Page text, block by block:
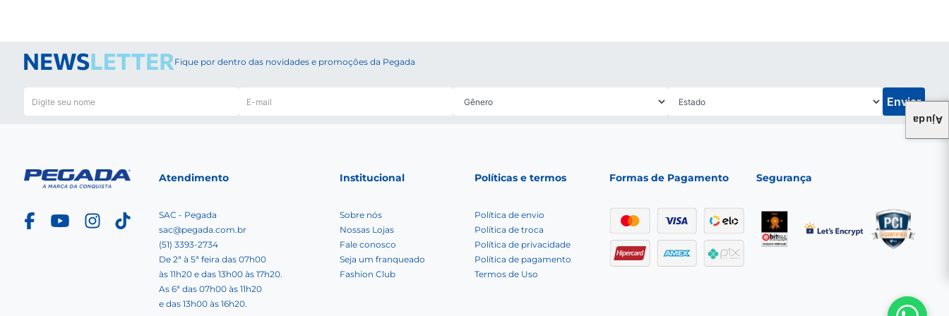
Ajuda
Fique por dentro das novidades e promoções da Pegada
Enviar
Atendimento
SAC - Pegada
sac@pegada.com.br
(51) 3393-2734
De 2ª à 5ª feira das 07h00
às 11h20 e das 13h00 às 17h20.
As 6ª das 07h00 às 11h20
e das 13h00 às 16h20.
Institucional
Sobre nós
Nossas Lojas
Fale conosco
Seja um franqueado
Fashion Club
Políticas e termos
Política de envio
Política de troca
Política de privacidade
Política de pagamento
Termos de Uso
Formas de Pagamento Segurança